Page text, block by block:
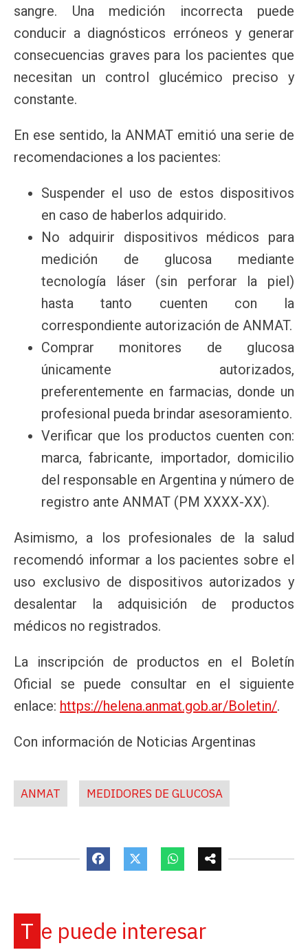
sangre. Una medición incorrecta puede
conducir a diagnósticos erróneos y generar
consecuencias graves para los pacientes que
necesitan un control glucémico preciso y
constante.
En ese sentido, la ANMAT emitió una serie de
recomendaciones a los pacientes:
Suspender el uso de estos dispositivos
en caso de haberlos adquirido.
No adquirir dispositivos médicos para
medición de glucosa mediante
tecnología láser (sin perforar la piel)
hasta tanto cuenten con la
correspondiente autorización de ANMAT.
Comprar monitores de glucosa
únicamente autorizados,
preferentemente en farmacias, donde un
profesional pueda brindar asesoramiento.
Verificar que los productos cuenten con:
marca, fabricante, importador, domicilio
del responsable en Argentina y número de
registro ante ANMAT (PM XXXX-XX).
Asimismo, a los profesionales de la salud
recomendó informar a los pacientes sobre el
uso exclusivo de dispositivos autorizados y
desalentar la adquisición de productos
médicos no registrados.
La inscripción de productos en el Boletín
Oficial se puede consultar en el siguiente
enlace: https://helena.anmat.gob.ar/Boletin/.
Con información de Noticias Argentinas
ANMAT MEDIDORES DE GLUCOSA
Te puede interesar